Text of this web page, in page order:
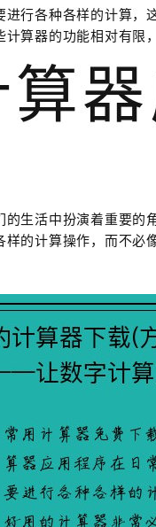
进行各种各样的计算，
计算器的功能相对有限
生活中扮演着重要的
样的计算操作，而不必